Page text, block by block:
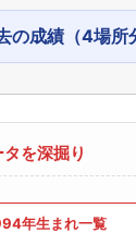
の成績（4場所
を深掘り
年生まれ一覧